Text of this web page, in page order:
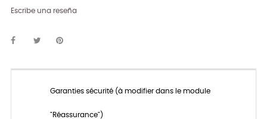
Escribe una reseña
Garanties sécurité (à modifier dans le module
"Réassurance")